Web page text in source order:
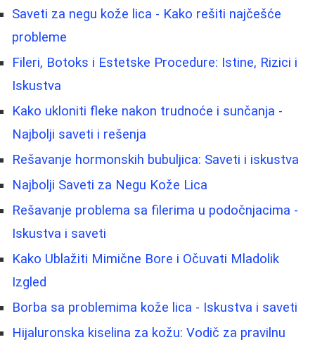
Saveti za negu kože lica - Kako rešiti najčešće
probleme
Fileri, Botoks i Estetske Procedure: Istine, Rizici i
Iskustva
Kako ukloniti fleke nakon trudnoće i sunčanja -
Najbolji saveti i rešenja
Rešavanje hormonskih bubuljica: Saveti i iskustva
Najbolji Saveti za Negu Kože Lica
Rešavanje problema sa filerima u podočnjacima -
Iskustva i saveti
Kako Ublažiti Mimične Bore i Očuvati Mladolik
Izgled
Borba sa problemima kože lica - Iskustva i saveti
Hijaluronska kiselina za kožu: Vodič za pravilnu